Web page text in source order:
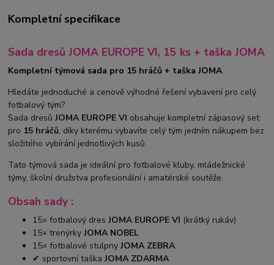
Kompletní specifikace
Sada dresů JOMA EUROPE VI, 15 ks + taška JOMA
Kompletní týmová sada pro 15 hráčů + taška JOMA
Hledáte jednoduché a cenově výhodné řešení vybavení pro celý
fotbalový tým?
Sada dresůJOMA EUROPE VI obsahuje kompletní zápasový set
pro 15 hráčů, díky kterému vybavíte celý tým jedním nákupem bez
složitého vybírání jednotlivých kusů.
Tato týmová sada je ideální pro fotbalové kluby, mládežnické
týmy, školní družstva profesionální i amatérské soutěže.
Obsah sady :
15× fotbalový dresJOMA EUROPE VI (krátký rukáv)
15× trenýrkyJOMA NOBEL
15× fotbalové stulpnyJOMA ZEBRA
✔ sportovní taškaJOMA ZDARMA